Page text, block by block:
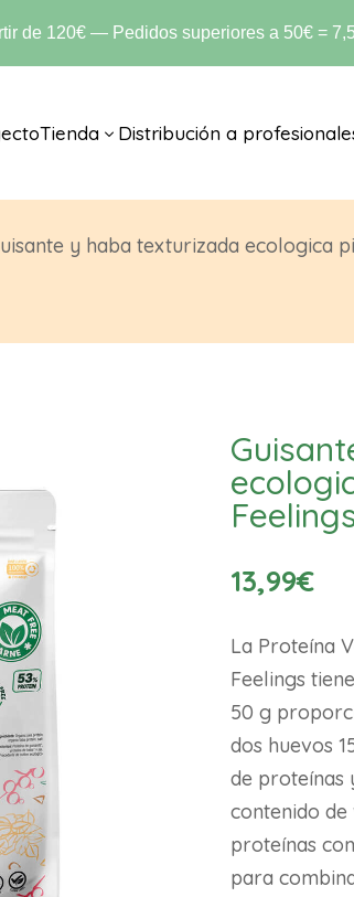
de 120€ — Pedidos superiores a 50€ =
Tienda 3 Distribución a
y haba texturizada ecologica
13,99€
La Proteína
Feelings
50 g
dos huevos
de proteínas
contenido de
proteínas
para